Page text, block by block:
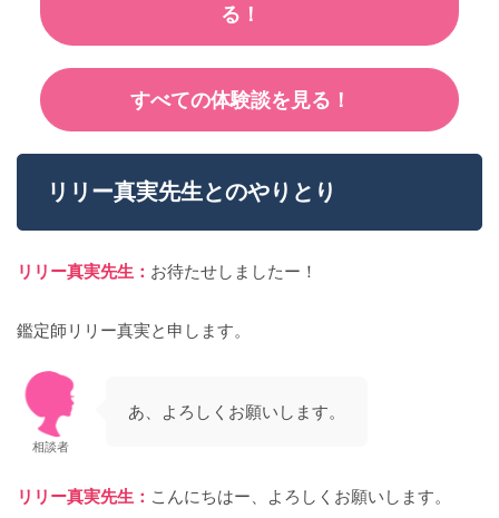
る！
すべての体験談を見る！
リリー真実先生とのやりとり
リリー真実先生： お待たせしましたー！
鑑定師リリー真実と申します。
相談者
あ、よろしくお願いします。
リリー真実先生： こんにちはー、よろしくお願いします。